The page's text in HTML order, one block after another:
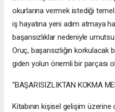
okurlarına vermek istediği
iş hayatına yeni adım atmaya
başarısızlıklar nedeniyle
Oruç, başarısızlığın
giden yolun önemli bir parçası
“BAŞARISIZLIKTAN KOKMA
Kitabının kişisel gelişim